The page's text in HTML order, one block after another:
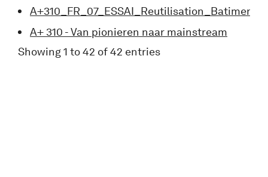
A+ 310 - Van pionieren naar mainstream
Showing 1 to 42 of 42 entries